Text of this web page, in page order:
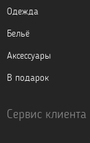
Одежда
Бельё
Аксессуары
В подарок
Сервис клиента